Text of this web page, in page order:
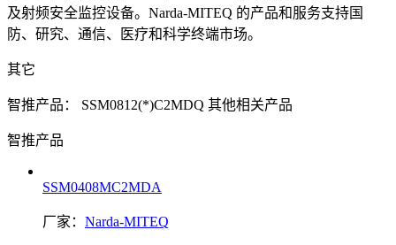
及射频安全监控设备。Narda-MITEQ 的产品和服务支持国
防、研究、通信、医疗和科学终端市场。
其它
智推产品： SSM0812(*)C2MDQ 其他相关产品
智推产品
SSM0408MC2MDA
厂家： Narda-MITEQ